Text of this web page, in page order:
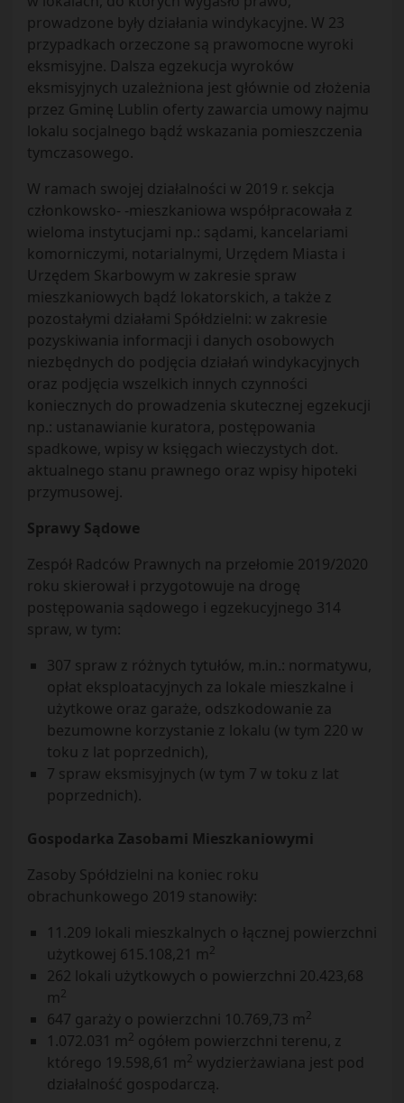
prowadzone były działania windykacyjne. W 23
przypadkach orzeczone są prawomocne wyroki
eksmisyjne. Dalsza egzekucja wyroków
eksmisyjnych uzależniona jest głównie od złożenia
przez Gminę Lublin oferty zawarcia umowy najmu
lokalu socjalnego bądź wskazania pomieszczenia
tymczasowego.
W ramach swojej działalności w 2019 r. sekcja
członkowsko- -mieszkaniowa współpracowała z
wieloma instytucjami np.: sądami, kancelariami
komorniczymi, notarialnymi, Urzędem Miasta i
Urzędem Skarbowym w zakresie spraw
mieszkaniowych bądź lokatorskich, a także z
pozostałymi działami Spółdzielni: w zakresie
pozyskiwania informacji i danych osobowych
niezbędnych do podjęcia działań windykacyjnych
oraz podjęcia wszelkich innych czynności
koniecznych do prowadzenia skutecznej egzekucji
np.: ustanawianie kuratora, postępowania
spadkowe, wpisy w księgach wieczystych dot.
aktualnego stanu prawnego oraz wpisy hipoteki
przymusowej.
Sprawy Sądowe
Zespół Radców Prawnych na przełomie 2019/2020
roku skierował i przygotowuje na drogę
postępowania sądowego i egzekucyjnego 314
spraw, w tym:
307 spraw z różnych tytułów, m.in.: normatywu,
opłat eksploatacyjnych za lokale mieszkalne i
użytkowe oraz garaże, odszkodowanie za
bezumowne korzystanie z lokalu (w tym 220 w
toku z lat poprzednich),
7 spraw eksmisyjnych (w tym 7 w toku z lat
poprzednich).
Gospodarka Zasobami Mieszkaniowymi
Zasoby Spółdzielni na koniec roku
obrachunkowego 2019 stanowiły:
11.209 lokali mieszkalnych o łącznej powierzchni
użytkowej 615.108,21 m2
262 lokali użytkowych o powierzchni 20.423,68
m2
647 garaży o powierzchni 10.769,73 m2
1.072.031 m2 ogółem powierzchni terenu, z
którego 19.598,61 m2 wydzierżawiana jest pod
działalność gospodarczą.